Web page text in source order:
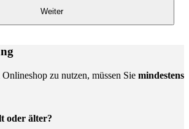
Weiter
Onlineshop zu nutzen, müssen Sie mindestens
oder älter?